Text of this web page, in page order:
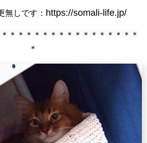
無しです： https://somali-life.jp/
＊＊＊＊＊＊＊＊＊＊＊＊＊＊＊＊
＊